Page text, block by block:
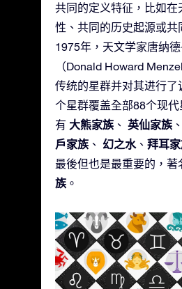
共同的定义特征，比如在
性、共同的历史起源或共
1975年，天文学家唐纳德
（Donald Howard
传统的星群并对其进行了
个星群覆盖全部88个现
有 大熊家族 、 英仙家族 、
戶家族 、 幻之水 、 拜耳
最後但也是最重要的，著
族 。